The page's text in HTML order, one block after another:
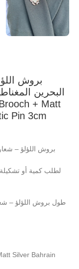
بروش
البحرين
Pin 3cm
بروش اللؤلؤ –
لطلب كمية أو
طول بروش اللؤلؤ – شعار البحرين
Silver Bahrain